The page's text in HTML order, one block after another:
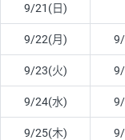
9/21(日)
9/22(月)
9/23(火)
9/24(水)
9/25(木)